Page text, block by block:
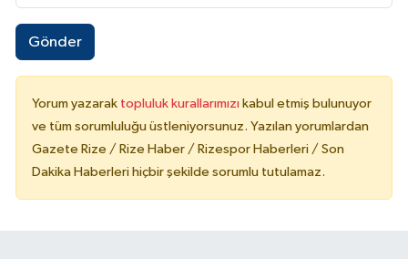
Gönder
Yorum yazarak topluluk kurallarımızı kabul etmiş bulunuyor
ve tüm sorumluluğu üstleniyorsunuz. Yazılan yorumlardan
Gazete Rize / Rize Haber / Rizespor Haberleri / Son
Dakika Haberleri hiçbir şekilde sorumlu tutulamaz.